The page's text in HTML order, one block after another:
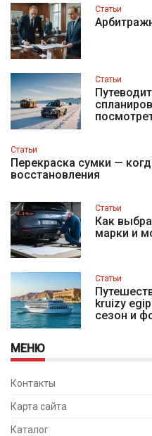
Статьи
Статьи
Статьи
Перекраска сумки —
восстановления
Статьи
Как
марки и
Статьи
kruizy
сезон и
МЕНЮ
Контакты
Карта сайта
Каталог